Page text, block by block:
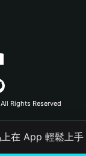
Rights Reserved
在 App 輕鬆上手